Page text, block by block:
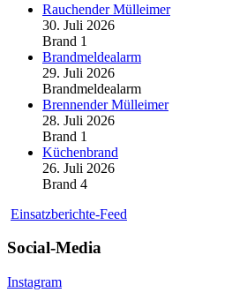
Rauchender Mülleimer
30. Juli 2026
Brand 1
Brandmeldealarm
29. Juli 2026
Brandmeldealarm
Brennender Mülleimer
28. Juli 2026
Brand 1
Küchenbrand
26. Juli 2026
Brand 4
Einsatzberichte-Feed
Social-Media
Instagram